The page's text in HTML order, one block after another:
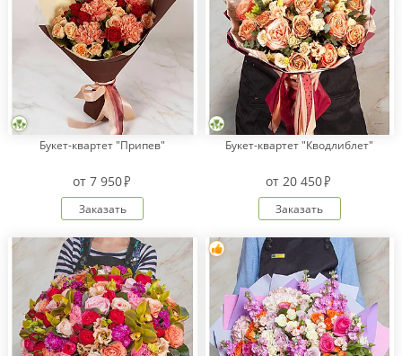
Бонусная
программа
Корпоративным
клиентам
связь
О
компании
language
Букет-квартет "Припев"
от 7 950
Заказать
Букет-квартет "Кводлиблет"
от20 450
Заказать